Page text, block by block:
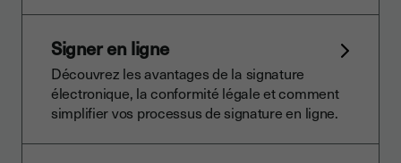
Signer en ligne
Découvrez les avantages de la signature
électronique, la conformité légale et comment
simplifier vos processus de signature en ligne.